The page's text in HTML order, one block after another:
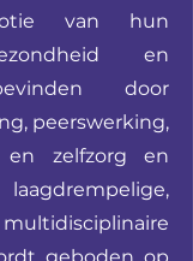
van hun
en
door
peerswerking,
en zelfzorg en